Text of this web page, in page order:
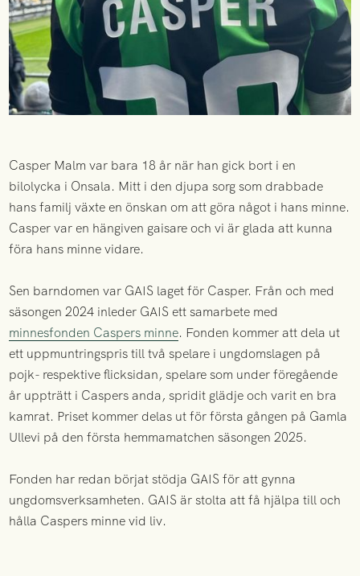
Casper Malm var bara 18 år när han gick bort i en
bilolycka i Onsala. Mitt i den djupa sorg som drabbade
hans familj växte en önskan om att göra något i hans minne.
Casper var en hängiven gaisare och vi är glada att kunna
föra hans minne vidare.
Sen barndomen var GAIS laget för Casper. Från och med
säsongen 2024 inleder GAIS ett samarbete med
minnesfonden Caspers minne. Fonden kommer att dela ut
ett uppmuntringspris till två spelare i ungdomslagen på
pojk- respektive flicksidan, spelare som under föregående
år uppträtt i Caspers anda, spridit glädje och varit en bra
kamrat. Priset kommer delas ut för första gången på Gamla
Ullevi på den första hemmamatchen säsongen 2025.
Fonden har redan börjat stödja GAIS för att gynna
ungdomsverksamheten. GAIS är stolta att få hjälpa till och
hålla Caspers minne vid liv.